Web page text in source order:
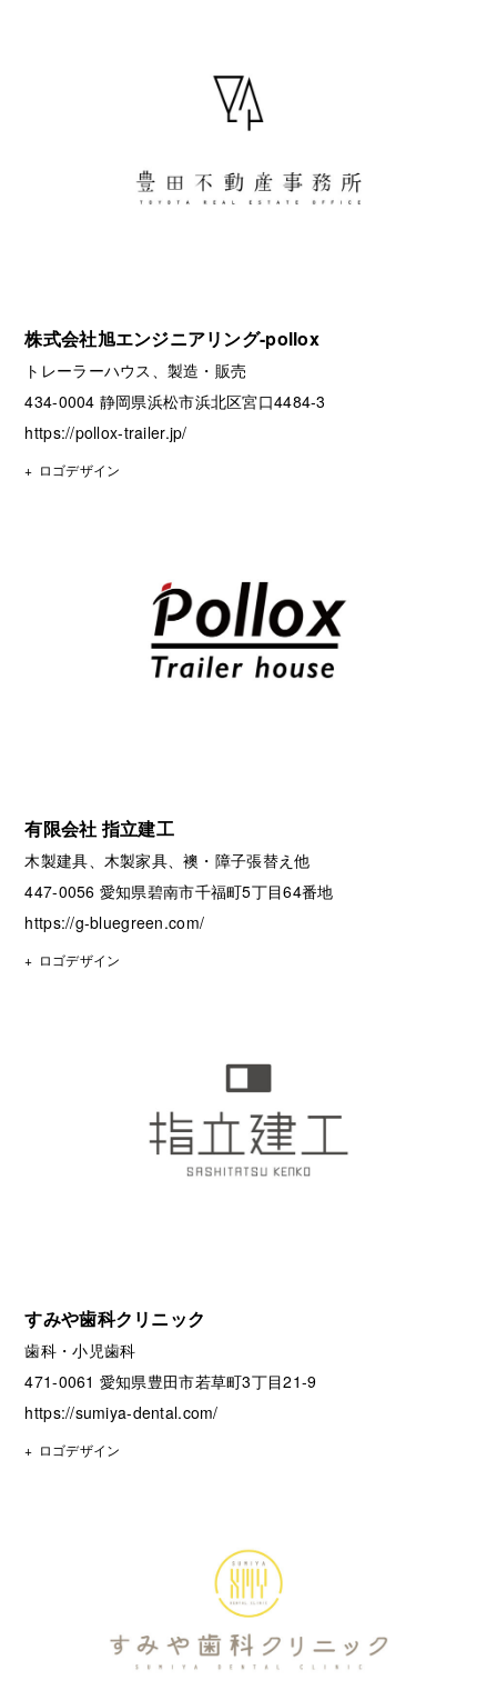
株式会社旭エンジニアリング-pollox
トレーラーハウス、製造・販売
434-0004 静岡県浜松市浜北区宮口4484-3
https://pollox-trailer.jp/
ロゴデザイン
有限会社 指立建工
木製建具、木製家具、襖・障子張替え他
447-0056 愛知県碧南市千福町5丁目64番地
https://g-bluegreen.com/
ロゴデザイン
すみや歯科クリニック
歯科・小児歯科
471-0061 愛知県豊田市若草町3丁目21-9
https://sumiya-dental.com/
ロゴデザイン